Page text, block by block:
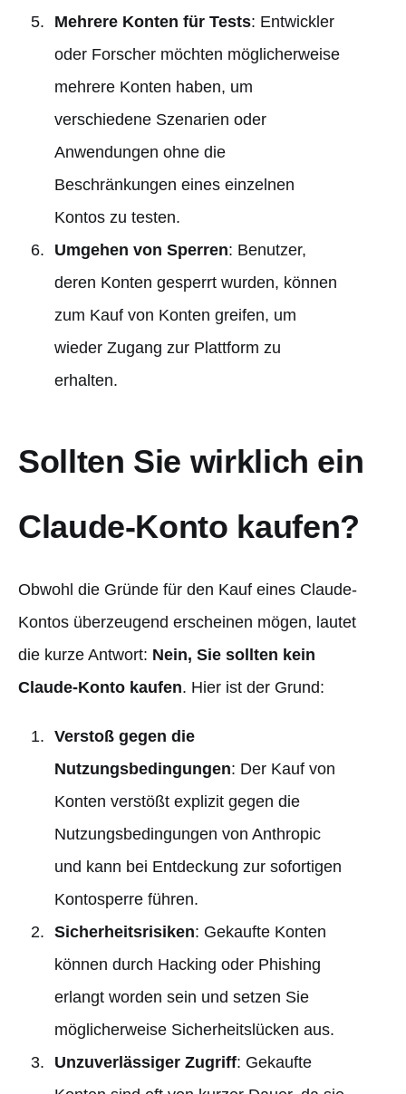
Mehrere Konten für Tests: Entwickler
oder Forscher möchten möglicherweise
mehrere Konten haben, um
verschiedene Szenarien oder
Anwendungen ohne die
Beschränkungen eines einzelnen
Kontos zu testen.
Umgehen von Sperren: Benutzer,
deren Konten gesperrt wurden, können
zum Kauf von Konten greifen, um
wieder Zugang zur Plattform zu
erhalten.
Sollten Sie wirklich ein
Claude-Konto kaufen?
Obwohl die Gründe für den Kauf eines Claude-
Kontos überzeugend erscheinen mögen, lautet
die kurze Antwort: Nein, Sie sollten kein
Claude-Konto kaufen. Hier ist der Grund:
Verstoß gegen die
Nutzungsbedingungen: Der Kauf von
Konten verstößt explizit gegen die
Nutzungsbedingungen von Anthropic
und kann bei Entdeckung zur sofortigen
Kontosperre führen.
Sicherheitsrisiken: Gekaufte Konten
können durch Hacking oder Phishing
erlangt worden sein und setzen Sie
möglicherweise Sicherheitslücken aus.
Unzuverlässiger Zugriff: Gekaufte